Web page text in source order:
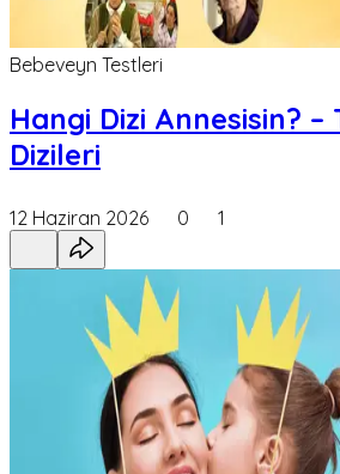
Bebeveyn Testleri
Hangi Dizi Annesisin? –
Dizileri
12 Haziran 2026 0 1